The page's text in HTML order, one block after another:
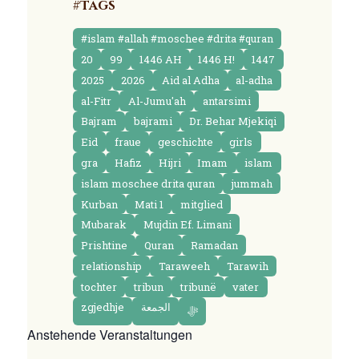
#Tags
#islam #allah #moschee #drita #quran
20
99 1446 AH 1446 H!
1447
2025
2026 Aid al Adha
al-adha
al-Fitr
Al-Jumu'ah
antarsimi
Bajram
bajrami
Dr. Behar Mjekiqi
Eid
fraue geschichte
girls
gra
Hafiz Hijri Imam
islam
islam moschee drita quran
jummah
Kurban
Mati 1
mitglied
Mubarak
Mujdin Ef. Limani
Prishtine
Quran
Ramadan
relationship
Taraweeh
Tarawih
tochter
tribun tribunë
vater
zgjedhje
الجمعة ﷻ
Anstehende Veranstaltungen